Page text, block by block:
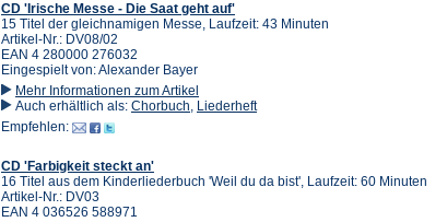
CD 'Irische Messe - Die Saat geht auf'
15 Titel der gleichnamigen Messe, Laufzeit: 43 Minuten
Artikel-Nr.: DV08/02
EAN 4 280000 276032
Eingespielt von: Alexander Bayer
Mehr Informationen zum Artikel
Auch erhältlich als: Chorbuch, Liederheft
Empfehlen:
CD 'Farbigkeit steckt an'
16 Titel aus dem Kinderliederbuch 'Weil du da bist', Laufzeit: 60 Minuten
Artikel-Nr.: DV03
EAN 4 036526 588971